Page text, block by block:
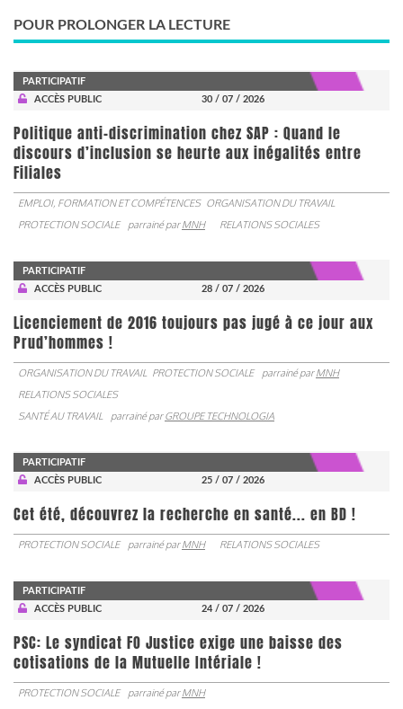
POUR PROLONGER LA LECTURE
PARTICIPATIF
ACCÈS PUBLIC
30 / 07 / 2026
Politique anti-discrimination chez SAP : Quand le
discours d’inclusion se heurte aux inégalités entre
Filiales
EMPLOI, FORMATION ET COMPÉTENCES ORGANISATION DU TRAVAIL
PROTECTION SOCIALE
parrainé parMNH RELATIONS SOCIALES
PARTICIPATIF
ACCÈS PUBLIC
28 / 07 / 2026
Licenciement de 2016 toujours pas jugé à ce jour aux
Prud’hommes !
ORGANISATION DU TRAVAIL PROTECTION SOCIALE parrainé parMNH
RELATIONS SOCIALES
SANTÉ AU TRAVAIL
parrainé parGROUPE TECHNOLOGIA
PARTICIPATIF
ACCÈS PUBLIC
25 / 07 / 2026
Cet été, découvrez la recherche en santé... en BD !
PROTECTION SOCIALE parrainé parMNH RELATIONS SOCIALES
PARTICIPATIF
ACCÈS PUBLIC
24 / 07 / 2026
PSC: Le syndicat FO Justice exige une baisse des
cotisations de la Mutuelle Intériale !
PROTECTION SOCIALE parrainé parMNH